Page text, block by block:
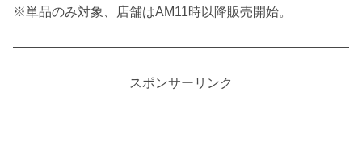
※単品のみ対象、店舗はAM11時以降販売開始。
スポンサーリンク